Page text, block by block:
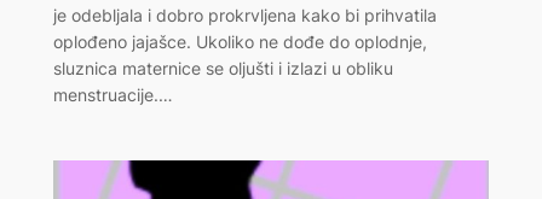
je odebljala i dobro prokrvljena kako bi prihvatila
oplođeno jajašce. Ukoliko ne dođe do oplodnje,
sluznica maternice se oljušti i izlazi u obliku
menstruacije.…